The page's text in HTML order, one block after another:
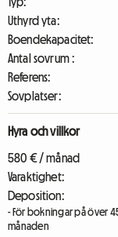
Uthyrd yta:
Boendekapacitet:
Antal sovrum :
Referens:
Sovplatser:
Hyra och villkor
580 € / månad
Varaktighet:
Deposition:
- För bokningar på över
månaden